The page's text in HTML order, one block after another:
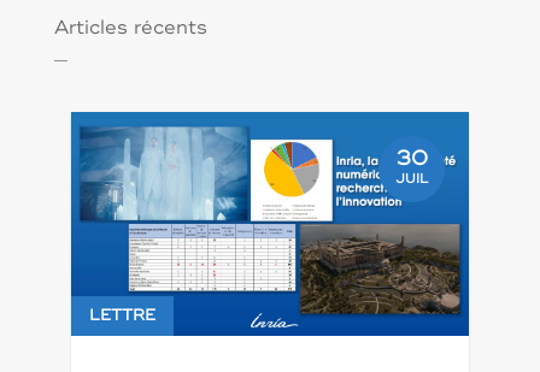
Articles récents
30
JUIL
LETTRE